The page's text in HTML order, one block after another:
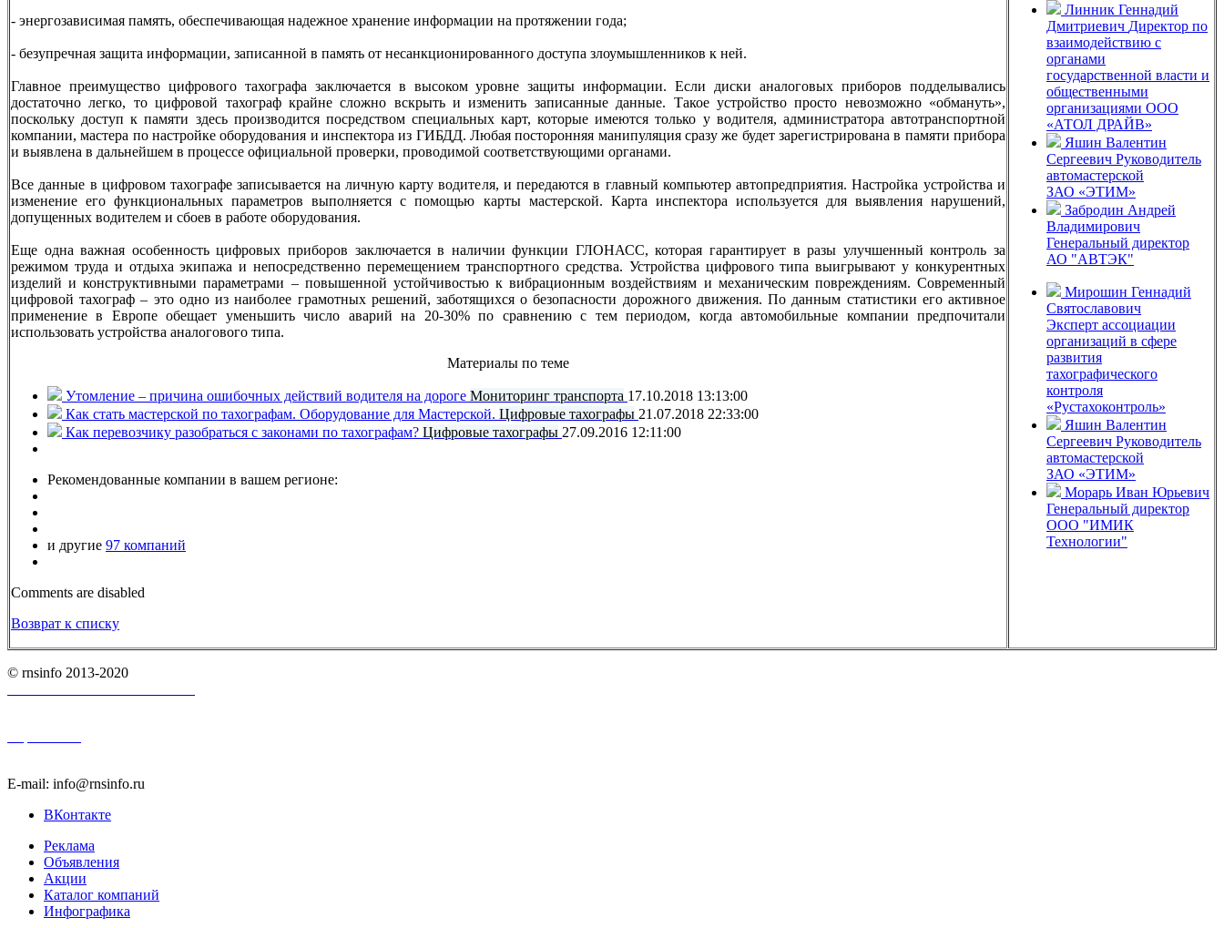
- энергозависимая память, обеспечивающая надежное хранение информации на протяжении года;
- безупречная защита информации, записанной в память от несанкционированного доступа злоумышленников к ней.
Главное преимущество цифрового тахографа заключается в высоком уровне защиты информации. Если диски аналоговых приборов подделывались
достаточно легко, то цифровой тахограф крайне сложно вскрыть и изменить записанные данные. Такое устройство просто невозможно «обмануть»,
поскольку доступ к памяти здесь производится посредством специальных карт, которые имеются только у водителя, администратора автотранспортной
компании, мастера по настройке оборудования и инспектора из ГИБДД. Любая посторонняя манипуляция сразу же будет зарегистрирована в памяти прибора
и выявлена в дальнейшем в процессе официальной проверки, проводимой соответствующими органами.
Все данные в цифровом тахографе записывается на личную карту водителя, и передаются в главный компьютер автопредприятия. Настройка устройства и
изменение его функциональных параметров выполняется с помощью карты мастерской. Карта инспектора используется для выявления нарушений,
допущенных водителем и сбоев в работе оборудования.
Еще одна важная особенность цифровых приборов заключается в наличии функции ГЛОНАСС, которая гарантирует в разы улучшенный контроль за
режимом труда и отдыха экипажа и непосредственно перемещением транспортного средства. Устройства цифрового типа выигрывают у конкурентных
изделий и конструктивными параметрами – повышенной устойчивостью к вибрационным воздействиям и механическим повреждениям. Современный
цифровой тахограф – это одно из наиболее грамотных решений, заботящихся о безопасности дорожного движения. По данным статистики его активное
применение в Европе обещает уменьшить число аварий на 20-30% по сравнению с тем периодом, когда автомобильные компании предпочитали
использовать устройства аналогового типа.
Материалы по теме
Утомление – причина ошибочных действий водителя на дороге Мониторинг транспорта 17.10.2018 13:13:00
Как стать мастерской по тахографам. Оборудование для Мастерской. Цифровые тахографы 21.07.2018 22:33:00
Как перевозчику разобраться с законами по тахографам? Цифровые тахографы 27.09.2016 12:11:00
Рекомендованные компании в вашем регионе:
и другие 97 компаний
Comments are disabled
Возврат к списку
Линник Геннадий
Дмитриевич Директор по
взаимодействию с
органами
государственной власти и
общественными
организациями ООО
«АТОЛ ДРАЙВ»
Яшин Валентин
Сергеевич Руководитель
автомастерской
ЗАО «ЭТИМ»
Забродин Андрей
Владимирович
Генеральный директор
АО "АВТЭК"
Мирошин Геннадий
Святославович
Эксперт ассоциации
организаций в сфере
развития
тахографического
контроля
«Рустахоконтроль»
Яшин Валентин
Сергеевич Руководитель
автомастерской
ЗАО «ЭТИМ»
Морарь Иван Юрьевич
Генеральный директор
ООО "ИМИК
Технологии"
© rnsinfo 2013-2020
E-mail: info@rnsinfo.ru
ВКонтакте
Реклама
Объявления
Акции
Каталог компаний
Инфографика